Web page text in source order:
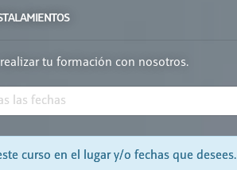
tu formación con nosotros.
curso en el lugar y/o fechas que desees.